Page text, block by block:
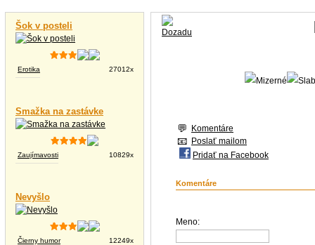
Šok v posteli
Erotika 27012x
Smažka na zastávke
Zaujímavosti 10829x
Nevyšlo
Čierny humor 12249x
Komentáre
Poslať mailom
Pridať na Facebook
Komentáre
Meno: